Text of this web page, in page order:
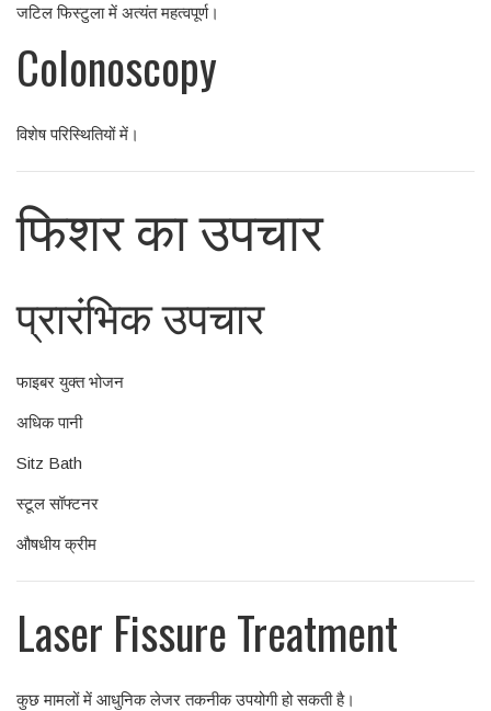
जटिल फिस्टुला में अत्यंत महत्वपूर्ण।
Colonoscopy
विशेष परिस्थितियों में।
फिशर का उपचार
प्रारंभिक उपचार
फाइबर युक्त भोजन
अधिक पानी
Sitz Bath
स्टूल सॉफ्टनर
औषधीय क्रीम
Laser Fissure Treatment
कुछ मामलों में आधुनिक लेजर तकनीक उपयोगी हो सकती है।